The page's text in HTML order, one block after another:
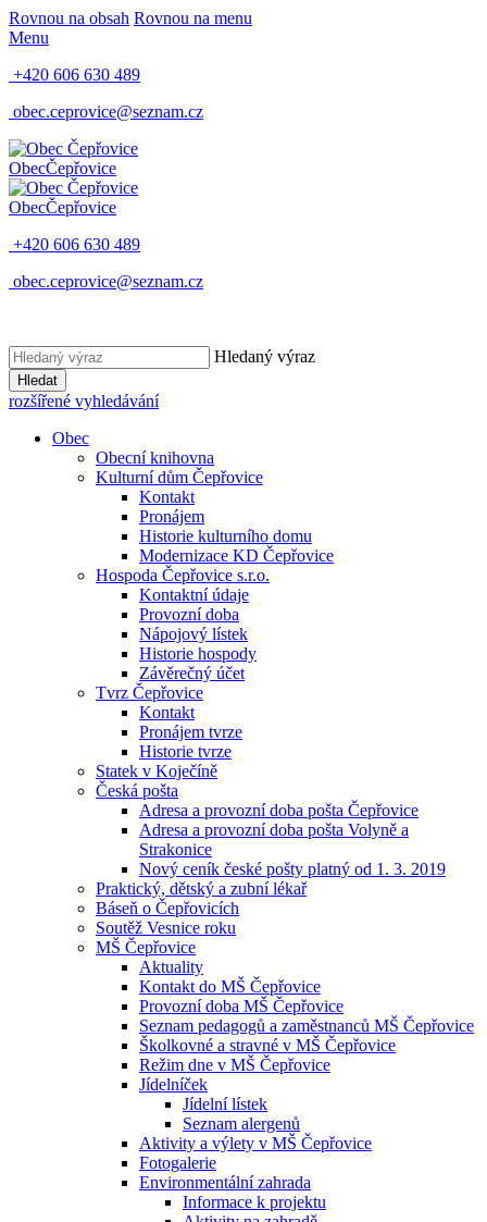
Rovnou na obsah Rovnou na menu
Menu
+420 606 630 489
obec.ceprovice@seznam.cz
ObecČepřovice
ObecČepřovice
+420 606 630 489
obec.ceprovice@seznam.cz
Hledaný výraz
Hledat
rozšířené vyhledávání
Obec
Obecní knihovna
Kulturní dům Čepřovice
Kontakt
Pronájem
Historie kulturního domu
Modernizace KD Čepřovice
Hospoda Čepřovice s.r.o.
Kontaktní údaje
Provozní doba
Nápojový lístek
Historie hospody
Závěrečný účet
Tvrz Čepřovice
Kontakt
Pronájem tvrze
Historie tvrze
Statek v Koječíně
Česká pošta
Adresa a provozní doba pošta Čepřovice
Adresa a provozní doba pošta Volyně a
Strakonice
Nový ceník české pošty platný od 1. 3. 2019
Praktický, dětský a zubní lékař
Báseň o Čepřovicích
Soutěž Vesnice roku
MŠ Čepřovice
Aktuality
Kontakt do MŠ Čepřovice
Provozní doba MŠ Čepřovice
Seznam pedagogů a zaměstnanců MŠ Čepřovice
Školkovné a stravné v MŠ Čepřovice
Režim dne v MŠ Čepřovice
Jídelníček
Jídelní lístek
Seznam alergenů
Aktivity a výlety v MŠ Čepřovice
Fotogalerie
Environmentální zahrada
Informace k projektu